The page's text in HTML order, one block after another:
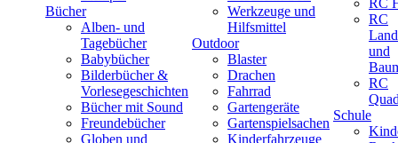
Bücher
Alben- und
Tagebücher
Babybücher
Bilderbücher &
Vorlesegeschichten
Bücher mit Sound
Freundebücher
Globen und
Werkzeuge und
Hilfsmittel
Outdoor
Blaster
Drachen
Fahrrad
Gartengeräte
Gartenspielsachen
Kinderfahrzeuge
RC
und
RC
Schule